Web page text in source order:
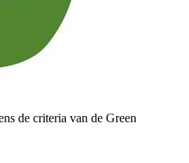
de criteria van de Green